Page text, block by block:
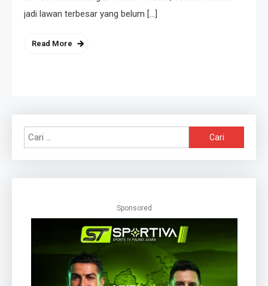
jadi lawan terbesar yang belum […]
Read More
untuk:
Sponsored